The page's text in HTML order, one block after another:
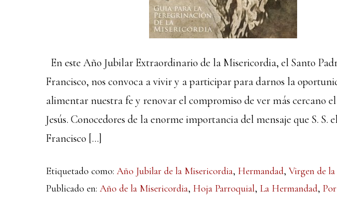
En este Año Jubilar Extraordinario de la Misericordia, el Santo
Francisco, nos convoca a vivir y a participar para darnos la
alimentar nuestra fe y renovar el compromiso de ver más cercano
Jesús. Conocedores de la enorme importancia del mensaje que S. S.
Francisco […]
Etiquetado como: Año Jubilar de la Misericordia, Hermandad, Virgen de
Publicado en: Año de la Misericordia, Hoja Parroquial, La Hermandad,